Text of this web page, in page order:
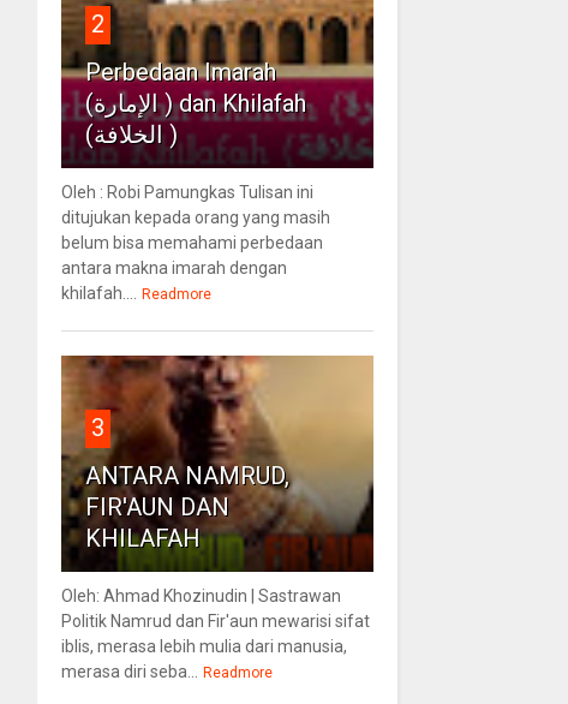
2
Perbedaan Imarah
(الإمارة ) dan Khilafah
(الخلافة )
Oleh : Robi Pamungkas Tulisan ini
ditujukan kepada orang yang masih
belum bisa memahami perbedaan
antara makna imarah dengan
khilafah....
Readmore
3
ANTARA NAMRUD,
FIR'AUN DAN
KHILAFAH
Oleh: Ahmad Khozinudin | Sastrawan
Politik Namrud dan Fir'aun mewarisi sifat
iblis, merasa lebih mulia dari manusia,
merasa diri seba...
Readmore